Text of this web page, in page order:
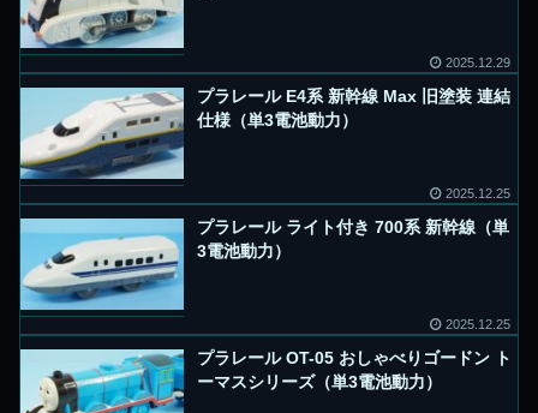
2025.12.29
プラレール E4系 新幹線 Max 旧塗装 連結
仕様（単3電池動力）
2025.12.25
プラレール ライト付き 700系 新幹線（単
3電池動力）
2025.12.25
プラレール OT-05 おしゃべりゴードン ト
ーマスシリーズ（単3電池動力）